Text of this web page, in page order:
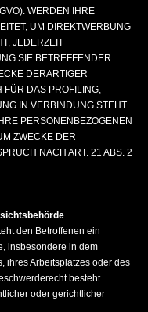
WERDEN IHRE
UM DIREKTWERBUNG
JEDERZEIT
SIE BETREFFENDER
DERARTIGER
FÜR DAS PROFILING,
IN VERBINDUNG STEHT.
PERSONENBEZOGENEN
ZWECKE DER
NACH ART. 21 ABS. 2
den Betroffenen ein
insbesondere in dem
ihres Arbeitsplatzes oder des
besteht
oder gerichtlicher